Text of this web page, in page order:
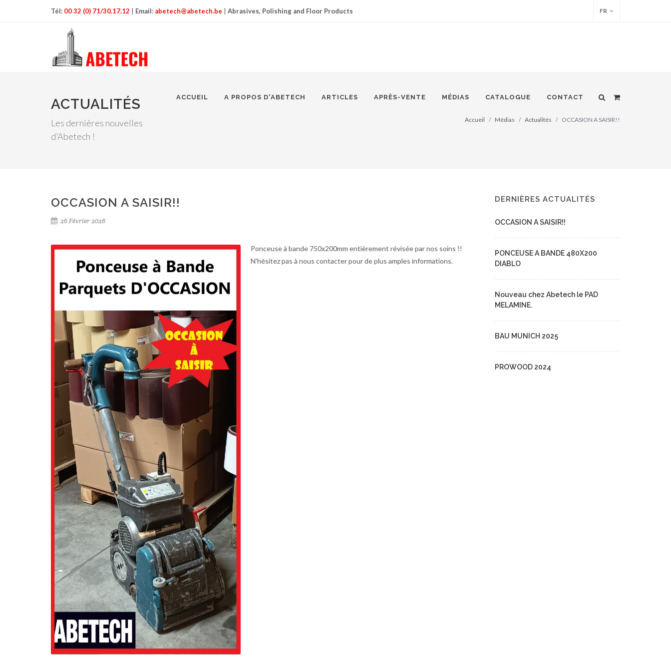
Tél: 00 32 (0) 71/30.17.12 Email: abetech@abetech.be Abrasives, Polishing and Floor Products FR
ACCUEIL A PROPOS D'ABETECH ARTICLES APRÈS-VENTE MÉDIAS CATALOGUE CONTACT
ACTUALITÉS
Les dernières nouvelles
d'Abetech !
Accueil Médias Actualités OCCASION A SAISIR!!
OCCASION A SAISIR!!
26 Février 2026
Ponceuse à bande 750x200mm entièrement révisée par nos soins !!
N'hésitez pas à nous contacter pour de plus amples informations.
DERNIÈRES ACTUALITÉS
OCCASION A SAISIR!!
PONCEUSE A BANDE 480X200
DIABLO
Nouveau chez Abetech le PAD
MELAMINE.
BAU MUNICH 2025
PROWOOD 2024